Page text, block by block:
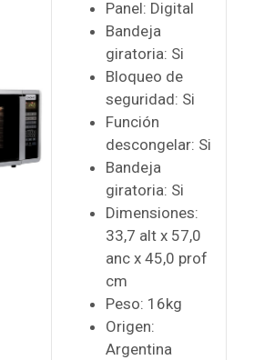
Panel: Digital
Bandeja
giratoria: Si
Bloqueo de
seguridad: Si
Función
descongelar: Si
Bandeja
giratoria: Si
Dimensiones:
33,7 alt x 57,0
anc x 45,0 prof
cm
Peso: 16kg
Origen:
Argentina